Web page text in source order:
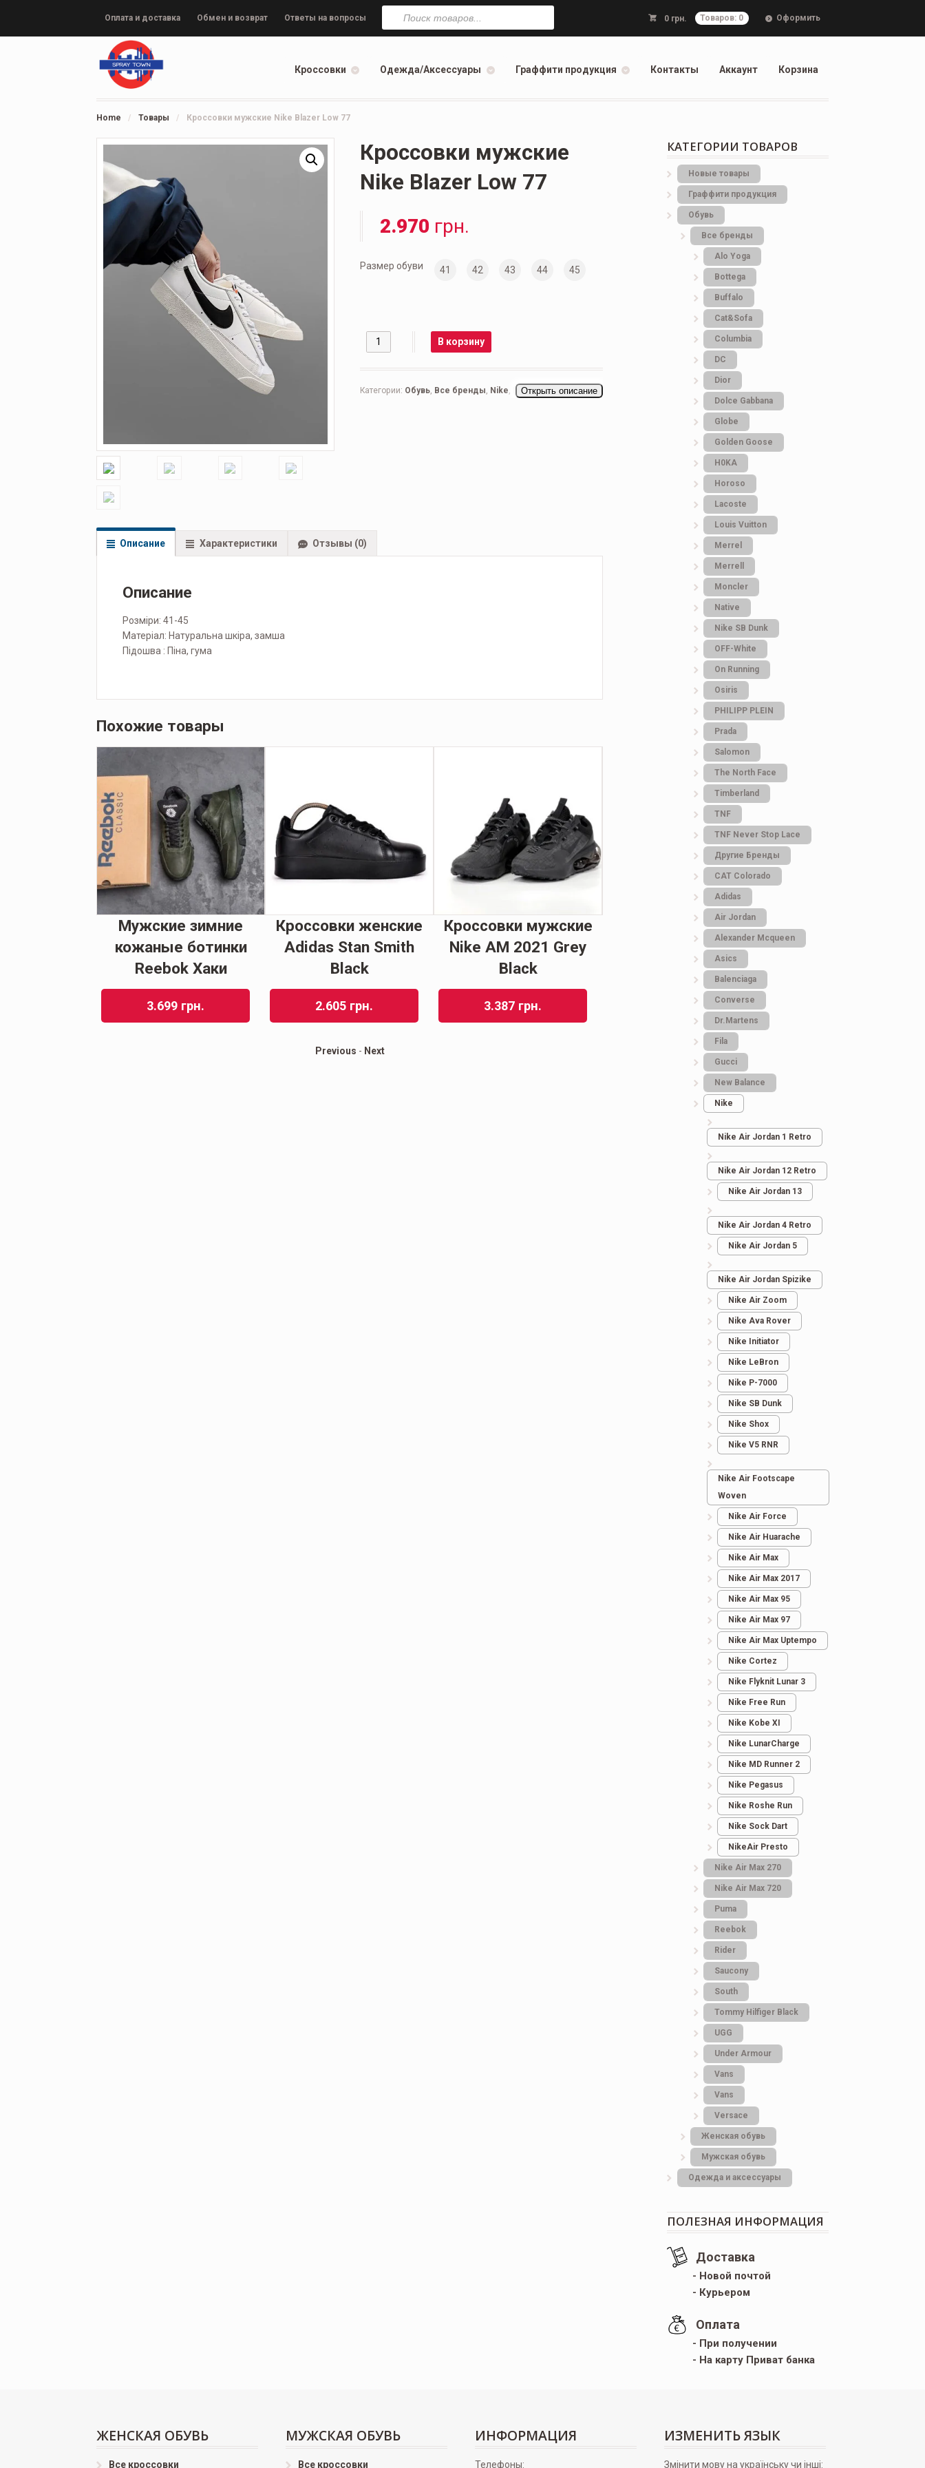
Оплата и доставка Обмен и возврат Ответы на вопросы 0 грн. Товаров: 0 Оформить
Поиск
товаров
Кроссовки Одежда/Аксессуары Граффити продукция Контакты Аккаунт Корзина
Home / Товары / Кроссовки мужские Nike Blazer Low 77
Кроссовки мужские
Nike Blazer Low 77
2.970 грн.
Размер обуви 41 42 43 44 45
Количество В корзину
Категории: Обувь, Все бренды Nike Nike Air Max,
Открыть описание
Описание Характеристики Отзывы (0)
Описание
Розміри: 41-45
Матеріал: Натуральна шкіра, замша
Підошва : Піна, гума
Похожие товары
Мужские зимние
кожаные ботинки
Reebok Хаки
3.699 грн.
Кроссовки женские
Adidas Stan Smith
Black
2.605 грн.
Кроссовки мужские
Nike АМ 2021 Grey
Black
3.387 грн.
Женские Зимние UGG
Light Grey Mini Lacquer
грн.
Кроссовки
Adidas Samba
Previous - Next
КАТЕГОРИИ ТОВАРОВ
Новые товары
Граффити продукция
Обувь
Все бренды
Alo Yoga
Bottеga
Buffalo
Cat&Sofa
Columbia
DC
Dior
Dolce Gabbana
Globe
Golden Goose
H0KA
Horoso
Lacoste
Louis Vuitton
Merrel
Merrell
Moncler
Native
Nike SB Dunk
OFF-White
On Running
Osiris
PHILIPP PLEIN
Prada
Salomon
The North Face
Timberland
TNF
TNF Never Stop Lace
Другие Бренды
САТ Colorado
Adidas
Air Jordan
Alexander Mcqueen
Asics
Balenciaga
Converse
Dr.Martens
Fila
Gucci
New Balance
Nike
Nike Air Jordan 1 Retro
Nike Air Jordan 12 Retro
Nike Air Jordan 13
Nike Air Jordan 4 Retro
Nike Air Jordan 5
Nike Air Jordan Spizike
Nike Air Zoom
Nike Ava Rover
Nike Initiator
Nike LeBron
Nike P-7000
Nike SB Dunk
Nike Shox
Nike V5 RNR
Nike Air Footscape
Woven
Nike Air Force
Nike Air Huarache
Nike Air Max
Nike Air Max 2017
Nike Air Max 95
Nike Air Max 97
Nike Air Max Uptempo
Nike Cortez
Nike Flyknit Lunar 3
Nike Free Run
Nike Kobe XI
Nike LunarCharge
Nike MD Runner 2
Nike Pegasus
Nike Roshe Run
Nike Sock Dart
NikeAir Presto
Nike Air Max 270
Nike Air Max 720
Puma
Reebok
Rider
Saucony
South
Tommy Hilfiger Black
UGG
Under Armour
Vans
Vans
Versace
Женская обувь
Мужская обувь
Одежда и аксессуары
ПОЛЕЗНАЯ ИНФОРМАЦИЯ
Доставка
- Новой почтой
- Курьером
Оплата
- При получении
- На карту Приват банка
ЖЕНСКАЯ ОБУВЬ
Все кроссовки
МУЖСКАЯ ОБУВЬ
Все кроссовки
ИНФОРМАЦИЯ
Телефоны:
ИЗМЕНИТЬ ЯЗЫК
Змінити мову на українську чи інші: